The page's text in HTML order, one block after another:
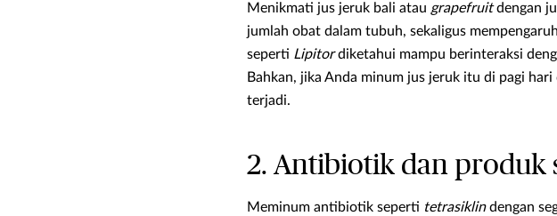
Menikmati jus jeruk bali atau grapefruitdengan
jumlah obat dalam tubuh, sekaligus
seperti Lipitordiketahui mampu berinteraksi
Bahkan, jika Anda minum jus jeruk itu di pagi
terjadi.
2. Antibiotik dan produk
Meminum antibiotik seperti tetrasiklindengan